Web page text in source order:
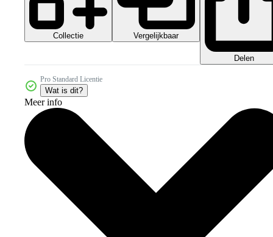
Collectie Vergelijkbaar
Delen
Pro Standard Licentie
Wat is dit?
Meer info